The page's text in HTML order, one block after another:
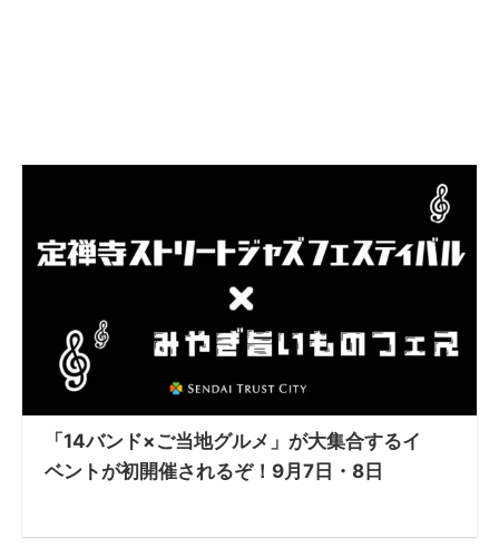
「14バンド×ご当地グルメ」が大集合するイ
ベントが初開催されるぞ！9月7日・8日